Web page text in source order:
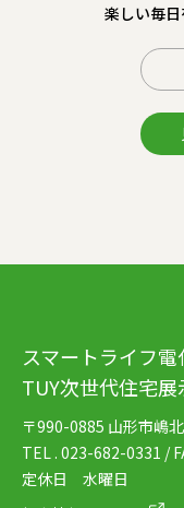
楽しい毎
スマートライフ電
TUY次世代住宅
〒990-0885 山形市嶋
TEL . 023-682-0331 /
定休日 水曜日